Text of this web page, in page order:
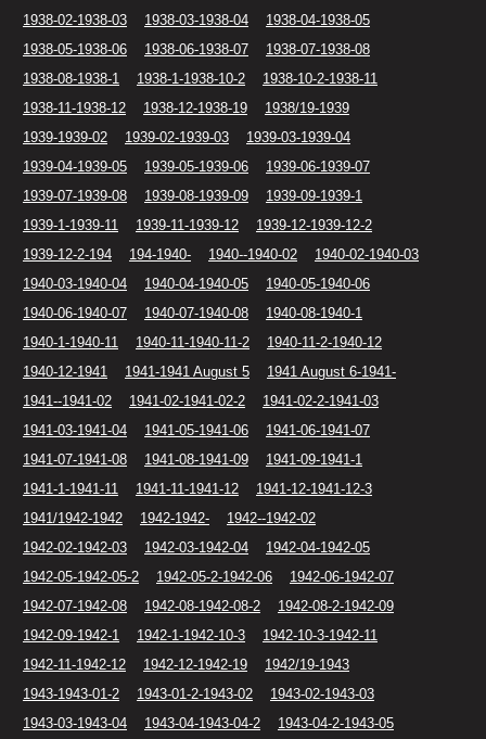
1938-02-1938-03
1938-03-1938-04
1938-04-1938-05
1938-05-1938-06
1938-06-1938-07
1938-07-1938-08
1938-08-1938-1
1938-1-1938-10-2
1938-10-2-1938-11
1938-11-1938-12
1938-12-1938-19
1938/19-1939
1939-1939-02
1939-02-1939-03
1939-03-1939-04
1939-04-1939-05
1939-05-1939-06
1939-06-1939-07
1939-07-1939-08
1939-08-1939-09
1939-09-1939-1
1939-1-1939-11
1939-11-1939-12
1939-12-1939-12-2
1939-12-2-194
194-1940- 1940--1940-02
1940-02-1940-03
1940-03-1940-04
1940-04-1940-05
1940-05-1940-06
1940-06-1940-07
1940-07-1940-08
1940-08-1940-1
1940-1-1940-11
1940-11-1940-11-2
1940-11-2-1940-12
1940-12-1941
1941-1941 August 5
1941 August 6-1941-
1941--1941-02
1941-02-1941-02-2
1941-02-2-1941-03
1941-03-1941-04
1941-05-1941-06
1941-06-1941-07
1941-07-1941-08
1941-08-1941-09
1941-09-1941-1
1941-1-1941-11
1941-11-1941-12
1941-12-1941-12-3
1941/1942-1942
1942-1942-
1942--1942-02
1942-02-1942-03
1942-03-1942-04
1942-04-1942-05
1942-05-1942-05-2
1942-05-2-1942-06
1942-06-1942-07
1942-07-1942-08
1942-08-1942-08-2
1942-08-2-1942-09
1942-09-1942-1
1942-1-1942-10-3
1942-10-3-1942-11
1942-11-1942-12
1942-12-1942-19
1942/19-1943
1943-1943-01-2
1943-01-2-1943-02
1943-02-1943-03
1943-03-1943-04
1943-04-1943-04-2
1943-04-2-1943-05